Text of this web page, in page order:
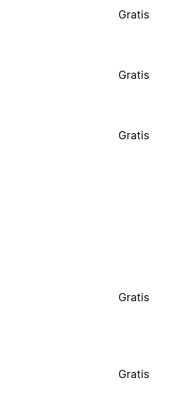
Gratis
Gratis
Gratis
Gratis
Gratis